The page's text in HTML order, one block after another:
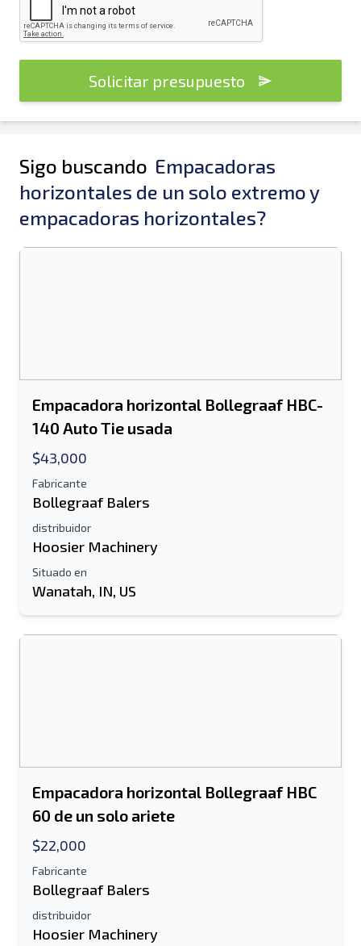
Solicitar presupuesto
Sigo buscando Empacadoras
horizontales de un solo extremo y
empacadoras horizontales?
Empacadora horizontal Bollegraaf HBC-
140 Auto Tie usada
$43,000
Fabricante
Bollegraaf Balers
distribuidor
Hoosier Machinery
Situado en
Wanatah, IN, US
Empacadora horizontal Bollegraaf HBC
60 de un solo ariete
$22,000
Fabricante
Bollegraaf Balers
distribuidor
Hoosier Machinery